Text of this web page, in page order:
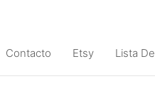
Contacto Etsy Lista